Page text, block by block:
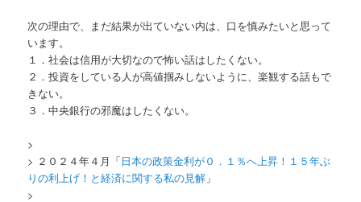
次の理由で、まだ結果が出ていない内は、口を慎みたいと思って
います。
１．社会は信用が大切なので怖い話はしたくない。
２．投資をしている人が高値掴みしないように、楽観する話もで
きない。
３．中央銀行の邪魔はしたくない。
>
> ２０２４年４月「日本の政策金利が０．１％へ上昇！１５年ぶ
りの利上げ！と経済に関する私の見解 」
>